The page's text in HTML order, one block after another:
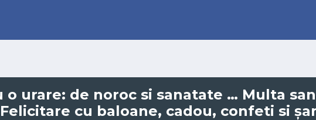
o urare: de noroc si sanatate … Multa
cu baloane, cadou, confeti si